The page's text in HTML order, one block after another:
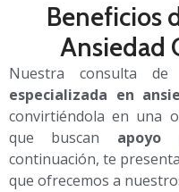
Beneficios
Ansiedad
Nuestra consulta de
especializada en
convirtiéndola en una
que buscan apoyo
continuación, te
que ofrecemos a